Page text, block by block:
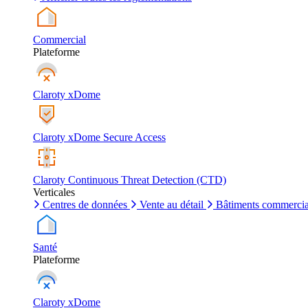
Commercial
Plateforme
Claroty xDome
Claroty xDome Secure Access
Claroty Continuous Threat Detection (CTD)
Verticales
Centres de données
Vente au détail Bâtiments
Santé
Plateforme
Claroty xDome